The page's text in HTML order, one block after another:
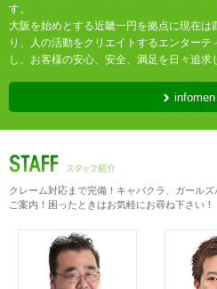
す。
大阪を始めとする近畿一円を拠点に現在
り、人の活動をクリエイトするエンター
し、お客様の安心、安全、満足を日々追求
クレーム対応まで完備！キャバクラ、ガール
ご案内！困ったときはお気軽にお尋ね下さい！